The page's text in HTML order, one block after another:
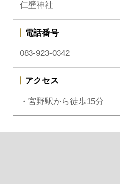
仁壁神社
電話番号
083-923-0342
アクセス
・宮野駅から徒歩15分